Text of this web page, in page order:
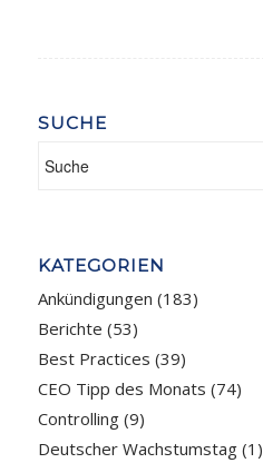
SUCHE
KATEGORIEN
Ankündigungen (183)
Berichte (53)
Best Practices (39)
CEO Tipp des Monats (74)
Controlling(9)
Deutscher Wachstumstag(1)